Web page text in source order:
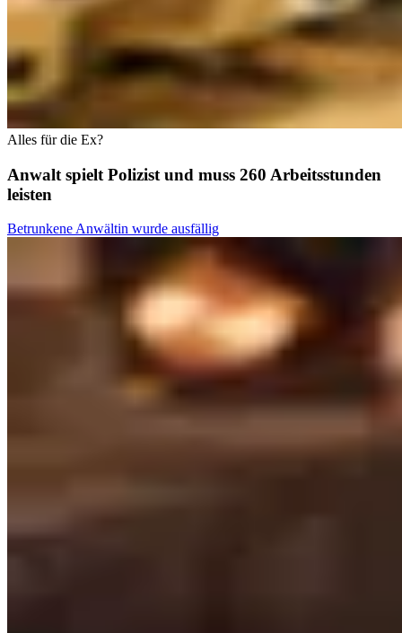
Alles für die Ex?
Anwalt spielt Polizist und muss 260 Arbeitsstunden
leisten
Betrunkene Anwältin wurde ausfällig